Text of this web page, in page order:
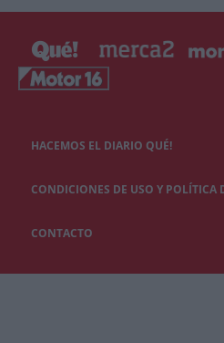
HACEMOS EL DIARIO QUÉ!
CONDICIONES DE USO Y POLÍTICA
CONTACTO